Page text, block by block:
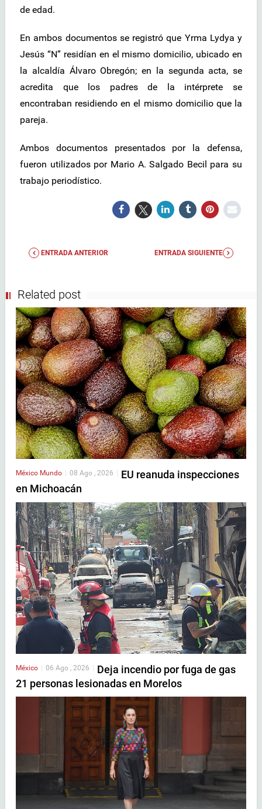
de edad.
En ambos documentos se registró que Yrma Lydya y
Jesús “N” residían en el mismo domicilio, ubicado en
la alcaldía Álvaro Obregón; en la segunda acta, se
acredita que los padres de la intérprete se
encontraban residiendo en el mismo domicilio que la
pareja.
Ambos documentos presentados por la defensa,
fueron utilizados por Mario A. Salgado Becil para su
trabajo periodístico.
ENTRADA ANTERIOR ENTRADA SIGUIENTE
Related post
México Mundo 08 Ago , 2026
EU reanuda inspecciones
en Michoacán
México | 06 Ago , 2026 | Deja incendio por fuga de gas
21 personas lesionadas en Morelos